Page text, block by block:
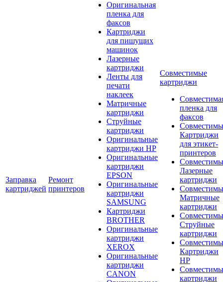
Заправка
картриджей
Ремонт
принтеров
Оригинальная
пленка для
факсов
Картриджи
для пишущих
машинок
Лазерные
картриджи
Ленты для
печати
наклеек
Матричные
картриджи
Струйные
картриджи
Оригинальные
картриджи HP
Оригинальные
картриджи
EPSON
Оригинальные
картриджи
SAMSUNG
Картриджи
BROTHER
Оригинальные
картриджи
XEROX
Оригинальные
картриджи
CANON
Совместимые
картриджи
пленка для
факсов
Картриджи
для этикет-
принтеров
Лазерные
картриджи
Матричные
картриджи
Струйные
картриджи
Картриджи
HP
картриджи